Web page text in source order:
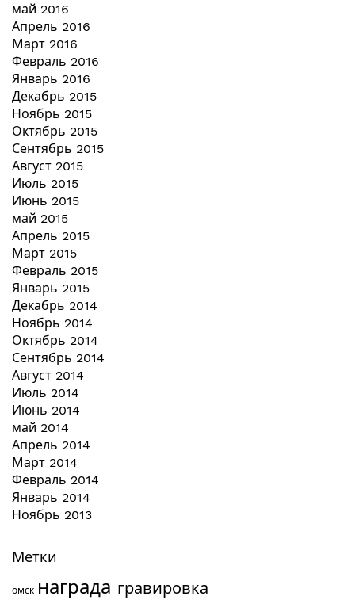
май 2016
Апрель 2016
Март 2016
Февраль 2016
Январь 2016
Декабрь 2015
Ноябрь 2015
Октябрь 2015
Сентябрь 2015
Август 2015
Июль 2015
Июнь 2015
май 2015
Апрель 2015
Март 2015
Февраль 2015
Январь 2015
Декабрь 2014
Ноябрь 2014
Октябрь 2014
Сентябрь 2014
Август 2014
Июль 2014
Июнь 2014
май 2014
Апрель 2014
Март 2014
Февраль 2014
Январь 2014
Ноябрь 2013
Метки
омск награда гравировка